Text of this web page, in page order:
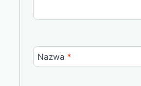
Nazwa *